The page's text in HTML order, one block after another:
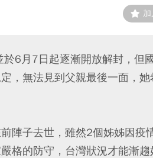
6月7日起逐漸開放解封，但
，無法見到父親最後一面，
陣子去世，雖然2個姊姊因疫
格的防守，台灣狀況才能漸